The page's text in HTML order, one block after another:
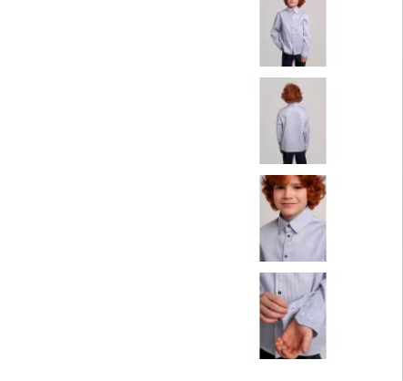
Одежда для девочек
Костюмы для девочек